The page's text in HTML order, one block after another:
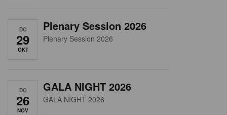
DO
29
OKT
Plenary Session 2026
Plenary Session 2026
DO
26
NOV
GALA NIGHT 2026
GALA NIGHT 2026